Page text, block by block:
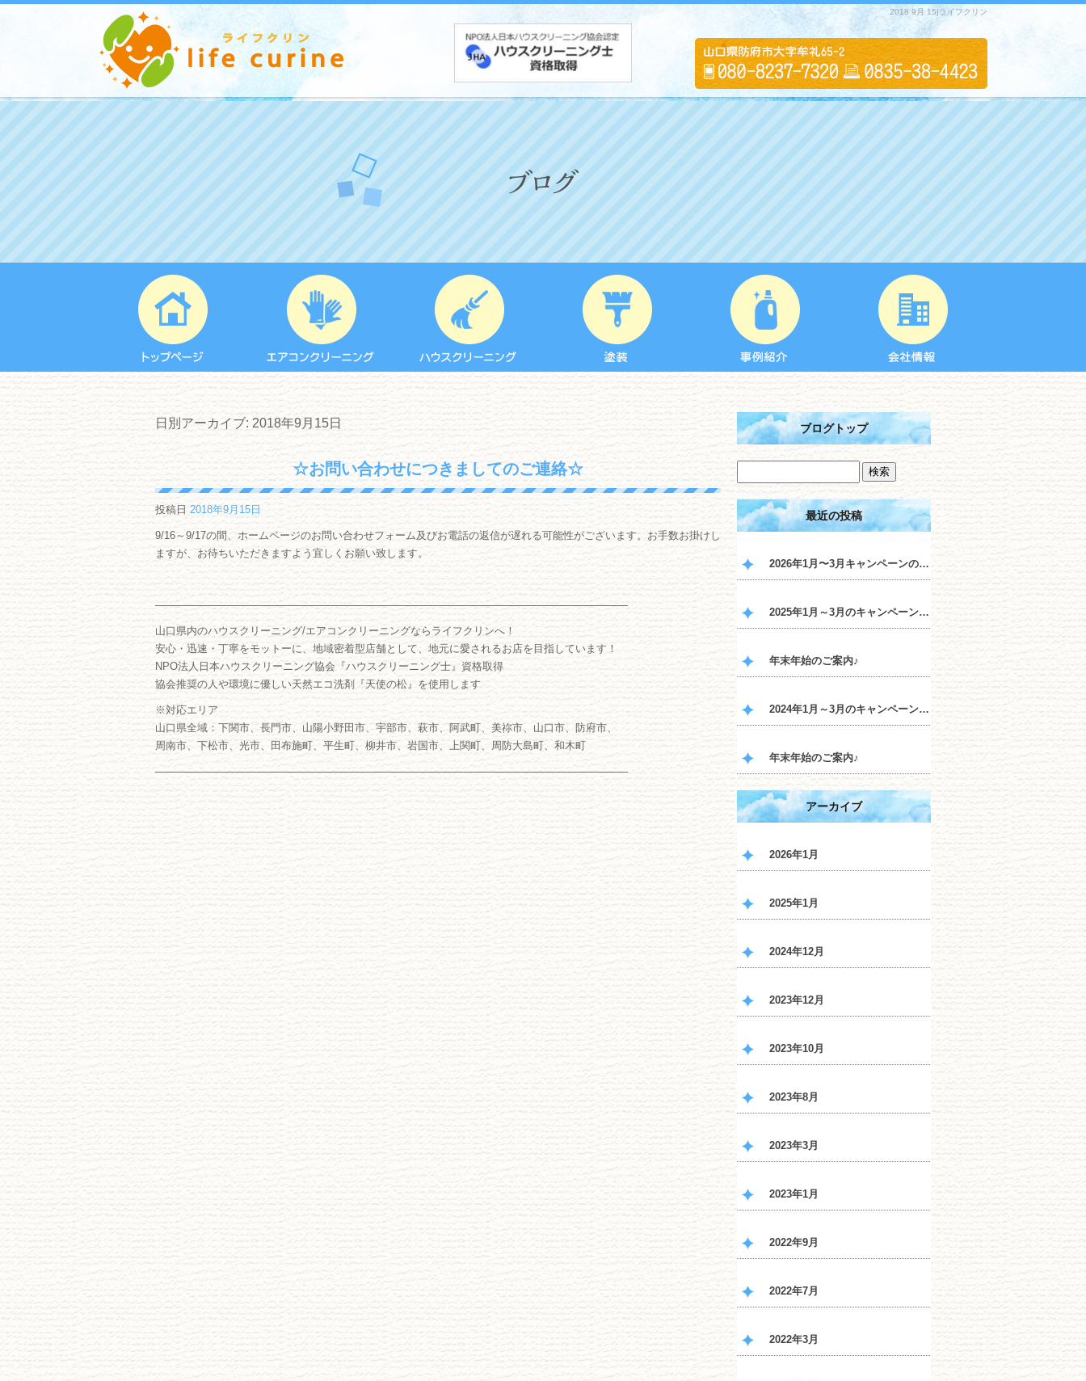
2018 9月 15|ライフクリン
日別アーカイブ: 2018年9月15日
☆お問い合わせにつきましてのご連絡☆
投稿日 2018年9月15日
9/16～9/17の間、ホームページのお問い合わせフォーム及びお電話の返信が遅れる可能性がございます。お手数お掛けし
ますが、お待ちいただきますよう宜しくお願い致します。
―――――――――――――――――――――――――――――――――――――――――――――
山口県内のハウスクリーニング/エアコンクリーニングならライフクリンへ！
安心・迅速・丁寧をモットーに、地域密着型店舗として、地元に愛されるお店を目指しています！
NPO法人日本ハウスクリーニング協会『ハウスクリーニング士』資格取得
協会推奨の人や環境に優しい天然エコ洗剤『天使の松』を使用します
※対応エリア
山口県全域：下関市、長門市、山陽小野田市、宇部市、萩市、阿武町、美祢市、山口市、防府市、
周南市、下松市、光市、田布施町、平生町、柳井市、岩国市、上関町、周防大島町、和木町
―――――――――――――――――――――――――――――――――――――――――――――
ブログトップ
最近の投稿
2026年1月〜3月キャンペーンのご案内♪
2025年1月～3月のキャンペーンのご案内♪
年末年始のご案内♪
2024年1月～3月のキャンペーンのご案内♪
年末年始のご案内♪
アーカイブ
2026年1月
2025年1月
2024年12月
2023年12月
2023年10月
2023年8月
2023年3月
2023年1月
2022年9月
2022年7月
2022年3月